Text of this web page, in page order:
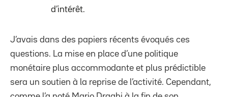
d’intérêt.
J’avais dans des papiers récents évoqués ces
questions. La mise en place d’une politique
monétaire plus accommodante et plus prédictible
sera un soutien à la reprise de l’activité. Cependant,